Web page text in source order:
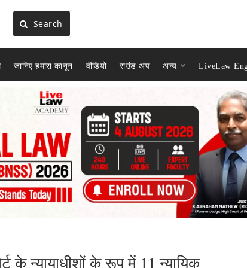
Search
जानिए हमारा कानून वीडियो राउंड अप अन्य LiveLaw
के न्यायाधीशों के रूप में 11 न्यायिक